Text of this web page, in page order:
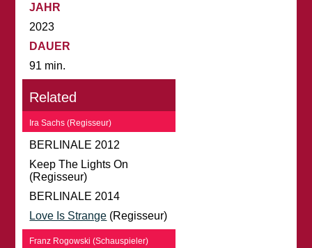
JAHR
2023
DAUER
91 min.
Related
Ira Sachs (Regisseur)
BERLINALE 2012
Keep The Lights On
(Regisseur)
BERLINALE 2014
Love Is Strange (Regisseur)
Franz Rogowski (Schauspieler)